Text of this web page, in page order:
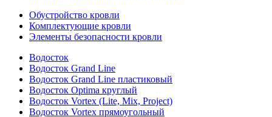
Обустройство кровли
Комплектующие кровли
Элементы безопасности кровли
Водосток
Водосток Grand Line
Водосток Grand Line пластиковый
Водосток Optima круглый
Водосток Vortex (Lite, Mix, Project)
Водосток Vortex прямоугольный